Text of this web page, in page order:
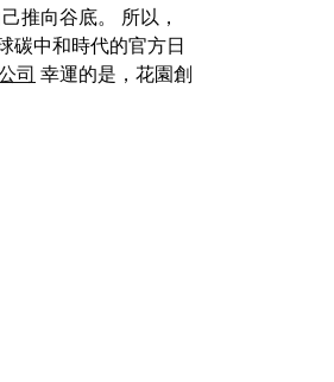
推向谷底。 所以，
碳中和時代的官方日
司 幸運的是，花園創